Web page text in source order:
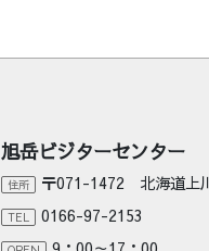
旭岳ビジターセンター
住所 〒071-1472 北海道上
TEL 0166-97-2153